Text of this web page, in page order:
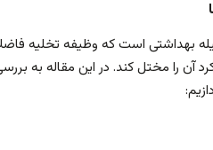
بهداشتی است که وظیفه تخلیه
را مختل کند. در این مقاله به